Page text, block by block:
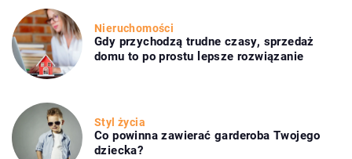
Nieruchomości
Gdy przychodzą trudne czasy, sprzedaż
domu to po prostu lepsze rozwiązanie
Styl życia
Co powinna zawierać garderoba Twojego
dziecka?